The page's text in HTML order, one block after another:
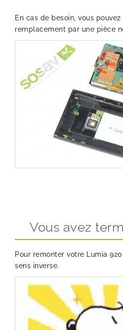
En cas de besoin, vous
remplacement par une pièce
Vous avez
Pour remonter votre Lumia
sens inverse.